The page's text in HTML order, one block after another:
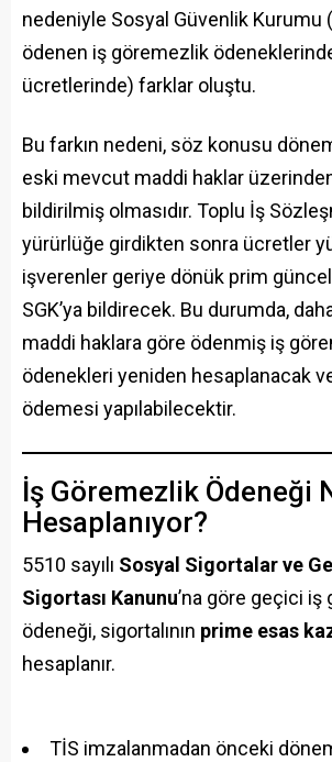
nedeniyle Sosyal Güvenlik Kurumu
ödenen iş göremezlik
ücretlerinde) farklar oluştu.
Bu farkın nedeni, söz konusu
eski mevcut maddi haklar üzerinden
bildirilmiş olmasıdır. Toplu İş
yürürlüğe girdikten sonra ücretler
işverenler geriye dönük prim
SGK’ya bildirecek. Bu durumda,
maddi haklara göre ödenmiş iş
ödenekleri yeniden hesaplanacak
ödemesi yapılabilecektir.
İş Göremezlik Ödeneği
Hesaplanıyor?
5510 sayılı Sosyal Sigortalar ve
Sigortası Kanunu’na göre geçici
ödeneği, sigortalının prime esas
hesaplanır.
TİS imzalanmadan önceki